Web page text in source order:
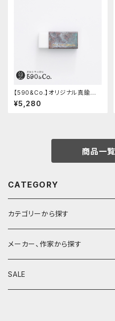
【590&Co.】オリジナル真鍮消
しゴムカバー (焼き青銅)
¥5,280
商品一
CATEGORY
カテゴリーから探す
鉛筆
鉛筆補助軸
メーカー、作家から探す
590&Co.
SALE